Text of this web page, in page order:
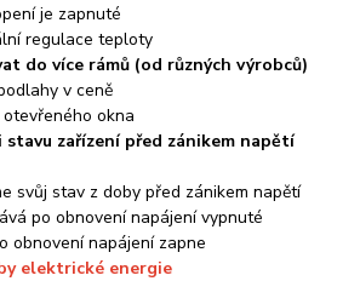
je zapnuté
regulace teploty
do více rámů (od různých výrobců)
v ceně
okna
stavu zařízení před zánikem napětí
svůj stav z doby před zánikem napětí
po obnovení napájení vypnuté
obnovení napájení zapne
elektrické energie